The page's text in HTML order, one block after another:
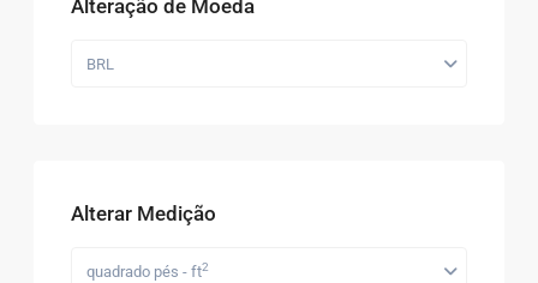
Alteração de Moeda
BRL
Alterar Medição
quadrado pés - ft2